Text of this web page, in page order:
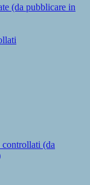
(da pubblicare in
(da